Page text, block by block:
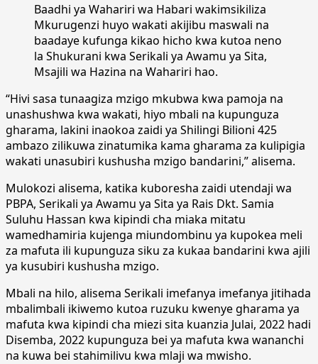
Baadhi ya Wahariri wa Habari wakimsikiliza
Mkurugenzi huyo wakati akijibu maswali na
baadaye kufunga kikao hicho kwa kutoa neno
la Shukurani kwa Serikali ya Awamu ya Sita,
Msajili wa Hazina na Wahariri hao.
“Hivi sasa tunaagiza mzigo mkubwa kwa pamoja na
unashushwa kwa wakati, hiyo mbali na kupunguza
gharama, lakini inaokoa zaidi ya Shilingi Bilioni 425
ambazo zilikuwa zinatumika kama gharama za kulipigia
wakati unasubiri kushusha mzigo bandarini,” alisema.
Mulokozi alisema, katika kuboresha zaidi utendaji wa
PBPA, Serikali ya Awamu ya Sita ya Rais Dkt. Samia
Suluhu Hassan kwa kipindi cha miaka mitatu
wamedhamiria kujenga miundombinu ya kupokea meli
za mafuta ili kupunguza siku za kukaa bandarini kwa ajili
ya kusubiri kushusha mzigo.
Mbali na hilo, alisema Serikali imefanya imefanya jitihada
mbalimbali ikiwemo kutoa ruzuku kwenye gharama ya
mafuta kwa kipindi cha miezi sita kuanzia Julai, 2022 hadi
Disemba, 2022 kupunguza bei ya mafuta kwa wananchi
na kuwa bei stahimilivu kwa mlaji wa mwisho.